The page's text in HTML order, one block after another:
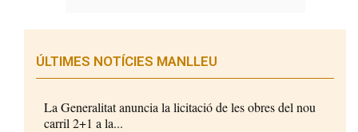
ÚLTIMES NOTÍCIES MANLLEU
La Generalitat anuncia la licitació de les obres del nou
carril 2+1 a la...